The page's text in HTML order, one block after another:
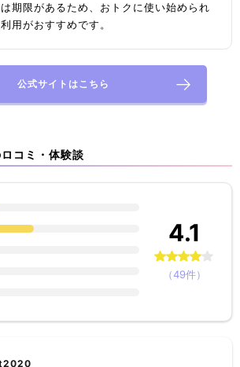
期限があるため、おトクに使い始められ
用がおすすめです。
公式サイトはこちら
コミ・体験談
4.1
（49件）